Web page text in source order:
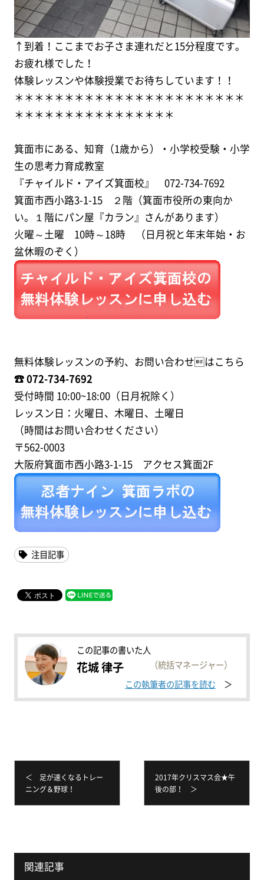
↑到着！ここまでお子さま連れだと15分程度です。
お疲れ様でした！
体験レッスンや体験授業でお待ちしています！！
＊＊＊＊＊＊＊＊＊＊＊＊＊＊＊＊＊＊＊＊＊＊＊
＊＊＊＊＊＊＊＊＊＊＊＊＊＊＊＊
箕面市にある、知育（1歳から）・小学校受験・小学
生の思考力育成教室
『チャイルド・アイズ箕面校』 072-734-7692
箕面市西小路3-1-15 ２階（箕面市役所の東向か
い。１階にパン屋『カラン』さんがあります）
火曜～土曜 10時～18時 （日月祝と年末年始・お
盆休暇のぞく）
無料体験レッスンの予約、お問い合わせはこちら
☎︎ 072-734-7692
受付時間 10:00~18:00（日月祝除く）
レッスン日：火曜日、木曜日、土曜日
（時間はお問い合わせください）
〒562-0003
大阪府箕面市西小路3-1-15 アクセス箕面2F
注目記事
この記事の書いた人
花城 律子
（統括マネージャー）
この執筆者の記事を読む
＜ 足が速くなるトレー
ニング＆野球！
2017年クリスマス会★午
後の部！ ＞
関連記事